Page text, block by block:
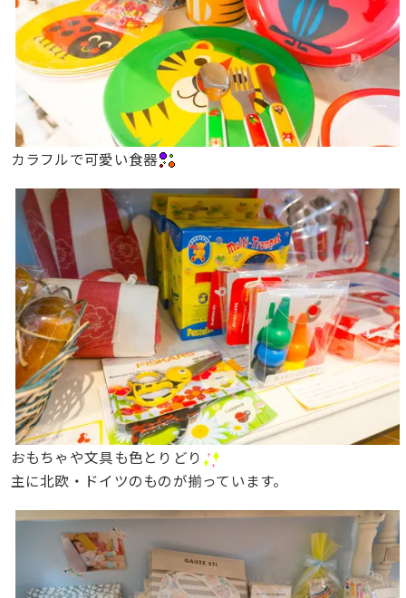
カラフルで可愛い食器
おもちゃや文具も色とりどり
主に北欧・ドイツのものが揃っています。